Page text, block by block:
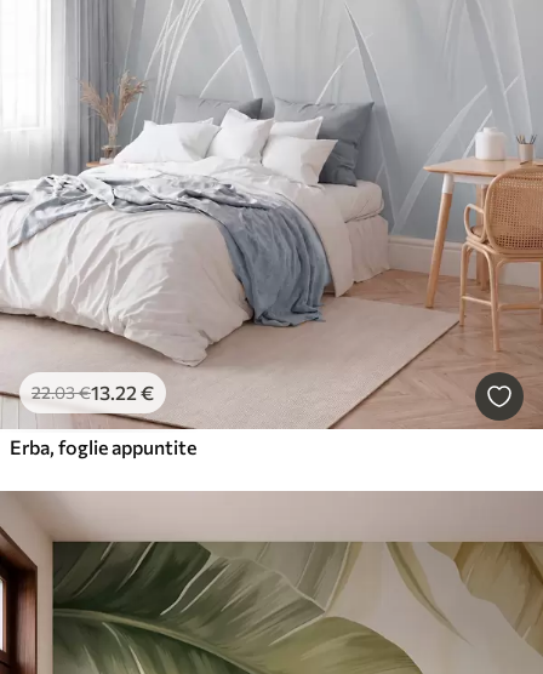
22.03€13.22 €
Erba, foglie appuntite